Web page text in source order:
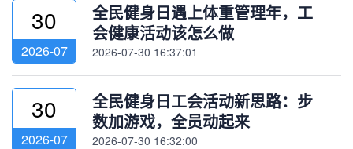
30
2026-07
全民健身日遇上体重管理年，工
会健康活动该怎么做
2026-07-30 16:37:01
30
2026-07
全民健身日工会活动新思路：步
数加游戏，全员动起来
2026-07-30 16:32:00